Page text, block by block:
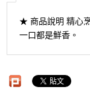
★ 商品說明 精心
一口都是鮮香。